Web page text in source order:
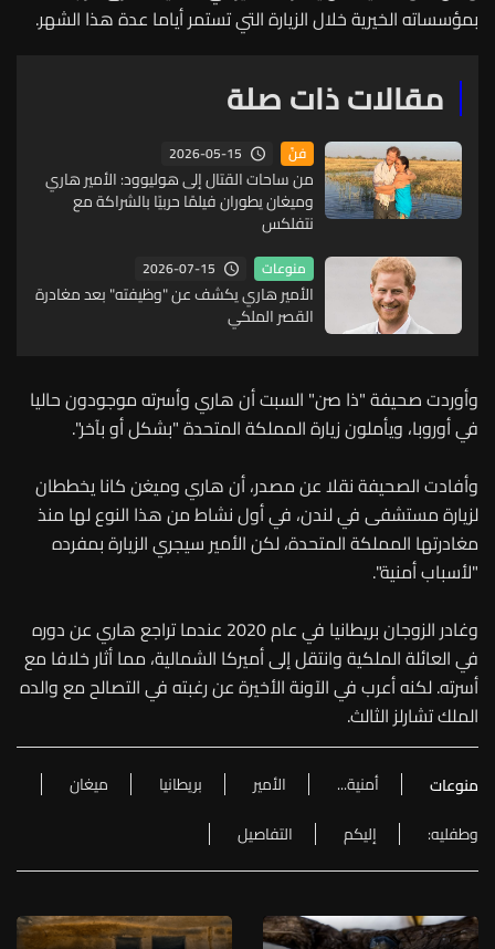
بمؤسساته الخيرية خلال الزيارة التي تستمر أياما عدة هذا الشهر.
مقالات ذات صلة
فنّ 2026-05-15
من ساحات القتال إلى هوليوود: الأمير هاري
وميغان يطوران فيلمًا حربيًا بالشراكة مع
نتفلكس
منوعات 2026-07-15
الأمير هاري يكشف عن "وظيفته" بعد مغادرة
القصر الملكي
وأوردت صحيفة "ذا صن" السبت أن هاري وأسرته موجودون حاليا
في أوروبا، ويأملون زيارة المملكة المتحدة "بشكل أو بآخر".
وأفادت الصحيفة نقلا عن مصدر، أن هاري وميغن كانا يخططان
لزيارة مستشفى في لندن، في أول نشاط من هذا النوع لها منذ
مغادرتها المملكة المتحدة، لكن الأمير سيجري الزيارة بمفرده
"لأسباب أمنية".
وغادر الزوجان بريطانيا في عام 2020 عندما تراجع هاري عن دوره
في العائلة الملكية وانتقل إلى أميركا الشمالية، مما أثار خلافا مع
أسرته. لكنه أعرب في الآونة الأخيرة عن رغبته في التصالح مع والده
الملك تشارلز الثالث.
منوعات أمنية... الأمير بريطانيا
ميغان
وطفليه:
إليكم التفاصيل